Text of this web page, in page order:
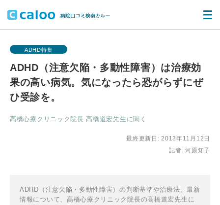
ADHD特集
ADHD（注意欠陥・多動性障害）は治療効
果の高い病気。気になったら恐がらずにぜ
ひ受診を。
高橋心療クリニック院長 高橋道宏先生に聞く
最終更新日: 2013年11月12日
記者: 河原知子
ADHD（注意欠陥・多動性障害）の判断基準や治療法、最新
情報について、高橋心療クリニック院長の高橋道宏先生に